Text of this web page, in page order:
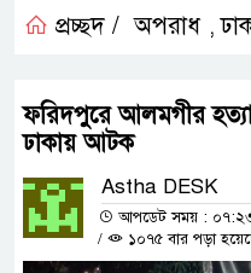
প্রচ্ছদ / অপরাধ ,
ফরিদপুরে আলমগীর
ঢাকায় আটক
Astha DESK
আপডেট সময় :
/
১০৭৫ বার পড়া